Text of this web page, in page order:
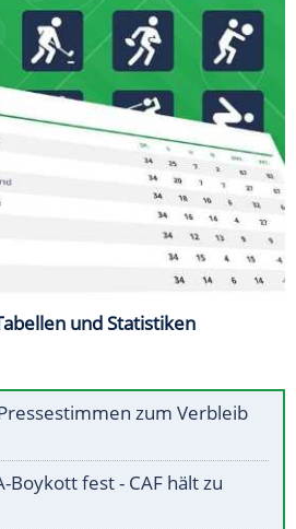
und Statistiken
zum Verbleib
Boykott fest - CAF hält zu